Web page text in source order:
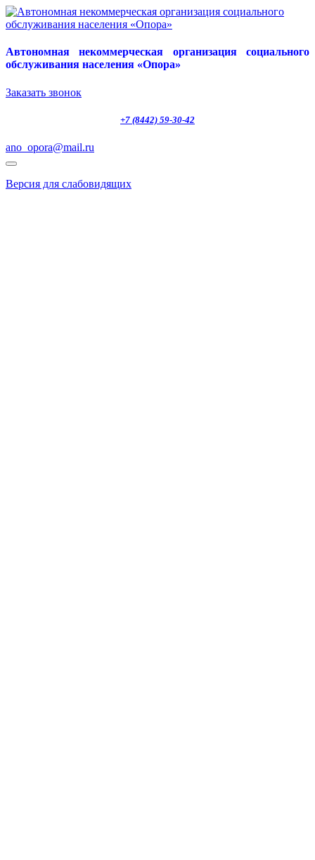
Автономная некоммерческая организация социального
обслуживания населения «Опора»
Заказать звонок
+7 (8442) 59-30-42
ano_opora@mail.ru
Версия для слабовидящих